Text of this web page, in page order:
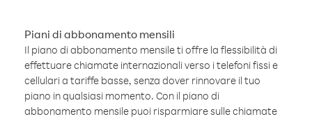
Piani di abbonamento mensili
Il piano di abbonamento mensile ti offre la flessibilità di
effettuare chiamate internazionali verso i telefoni fissi e
cellulari a tariffe basse, senza dover rinnovare il tuo
piano in qualsiasi momento. Con il piano di
abbonamento mensile puoi risparmiare sulle chiamate